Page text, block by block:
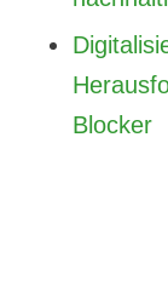
Blocker